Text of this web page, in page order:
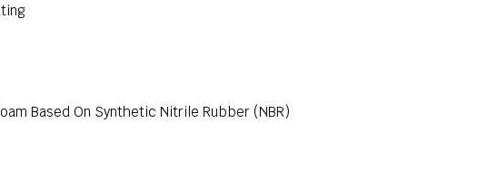
Based On Synthetic Nitrile Rubber (NBR)